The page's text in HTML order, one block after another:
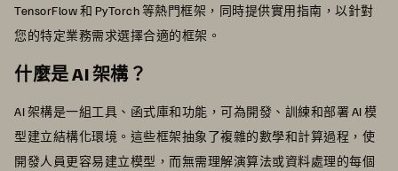
TensorFlow 和 PyTorch 等熱門框架，同時提供實用指南，以針對
您的特定業務需求選擇合適的框架。
什麼是 AI 架構？
AI 架構是一組工具、函式庫和功能，可為開發、訓練和部署 AI 模
型建立結構化環境。這些框架抽象了複雜的數學和計算過程，使
開發人員更容易建立模型，而無需理解演算法或資料處理的每個